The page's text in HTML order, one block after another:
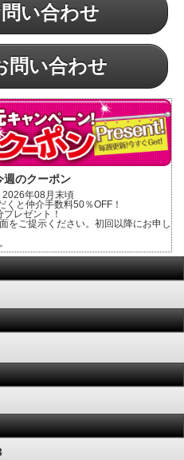
い合わせ
問い合わせ
週のクーポン
年08月末頃
と仲介手数料50％OFF！
レゼント！
をご提示ください。初回以降にお申し